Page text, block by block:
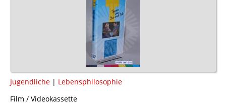
Jugendliche | Lebensphilosophie
Film / Videokassette